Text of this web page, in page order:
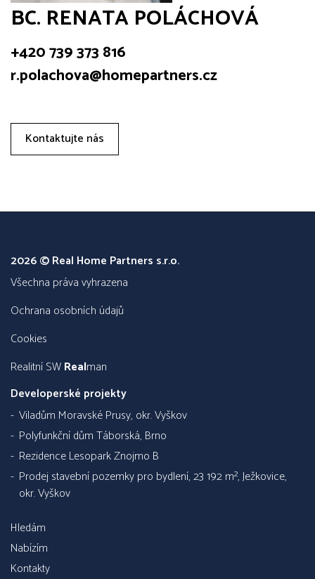
BC. RENATA POLÁCHOVÁ
+420 739 373 816
r.polachova@homepartners.cz
Kontaktujte nás
2026 © Real Home Partners s.r.o.
všechna práva vyhrazena
Ochrana osobních údajů
Cookies
Realitní SWRealman
Developerské projekty
Viladům Moravské Prusy, okr. Vyškov
Polyfunkční dům Táborská, Brno
Rezidence Lesopark Znojmo B
Prodej stavební pozemky pro bydlení, 23 192 m², Ježkovice,
okr. Vyškov
Hledám
Nabízím
Kontakty